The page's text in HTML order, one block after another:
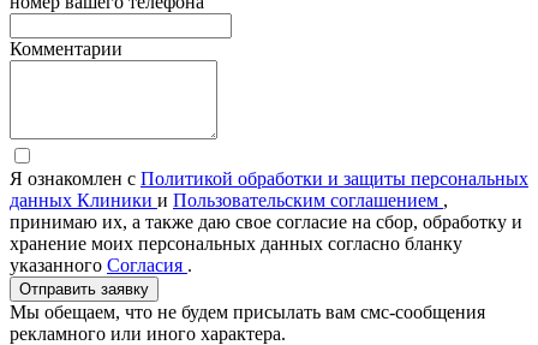
Комментарии
Я ознакомлен с Политикой обработки и защиты персональных
данных Клиники и Пользовательским соглашением ,
принимаю их, а также даю свое согласие на сбор, обработку и
хранение моих персональных данных согласно бланку
указанного Согласия .
Отправить заявку
Мы обещаем, что не будем присылать вам смс-сообщения
рекламного или иного характера.